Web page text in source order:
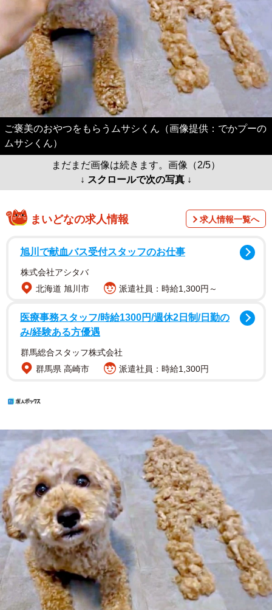
ご褒美のおやつをもらうムサシくん（画像提供：でかプーの
ムサシくん）
まだまだ画像は続きます。画像（2/5）
↓ スクロールで次の写真 ↓
まいどなの求人情報 求人情報一覧へ
旭川で献血バス受付スタッフのお仕事
株式会社アシタバ
北海道 旭川市
派遣社員：時給1,300円～
医療事務スタッフ/時給1300円/週休2日制/日勤の
み/経験ある方優遇
群馬総合スタッフ株式会社
群馬県 高崎市
派遣社員：時給1,300円